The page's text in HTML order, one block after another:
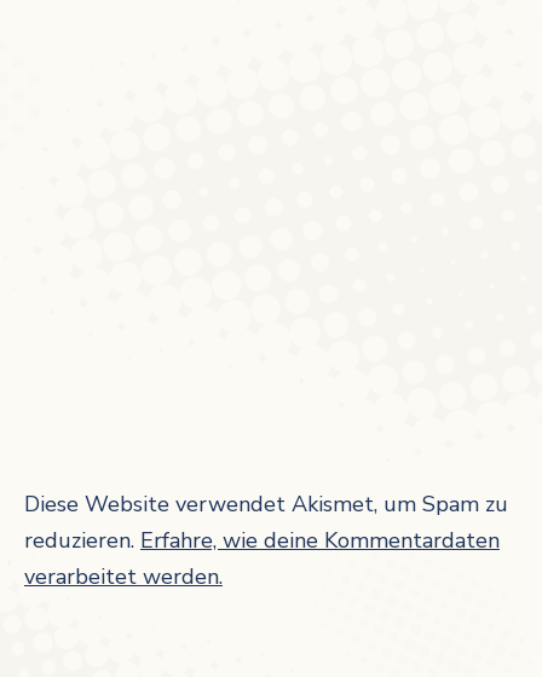
Diese Website verwendet Akismet, um Spam zu
reduzieren. Erfahre, wie deine Kommentardaten
verarbeitet werden.